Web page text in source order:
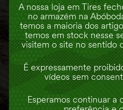
ONDE ESTAMOS
A nossa loja em Tires
no armazém na
temos a maioria dos
temos em stock nesse
visitem o site no sentido
É expressamente
vídeos sem
Esperamos continuar a